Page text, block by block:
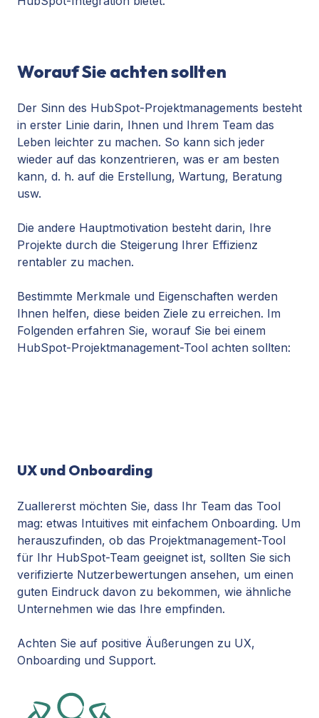
Worauf Sie achten sollten
Der Sinn des HubSpot-Projektmanagements besteht
in erster Linie darin, Ihnen und Ihrem Team das
Leben leichter zu machen. So kann sich jeder
wieder auf das konzentrieren, was er am besten
kann, d. h. auf die Erstellung, Wartung, Beratung
usw.
Die andere Hauptmotivation besteht darin, Ihre
Projekte durch die Steigerung Ihrer Effizienz
rentabler zu machen.
Bestimmte Merkmale und Eigenschaften werden
Ihnen helfen, diese beiden Ziele zu erreichen. Im
Folgenden erfahren Sie, worauf Sie bei einem
HubSpot-Projektmanagement-Tool achten sollten:
UX und Onboarding
Zuallererst möchten Sie, dass Ihr Team das Tool
mag: etwas Intuitives mit einfachem Onboarding. Um
herauszufinden, ob das Projektmanagement-Tool
für Ihr HubSpot-Team geeignet ist, sollten Sie sich
verifizierte Nutzerbewertungen ansehen, um einen
guten Eindruck davon zu bekommen, wie ähnliche
Unternehmen wie das Ihre empfinden.
Achten Sie auf positive Äußerungen zu UX,
Onboarding und Support.